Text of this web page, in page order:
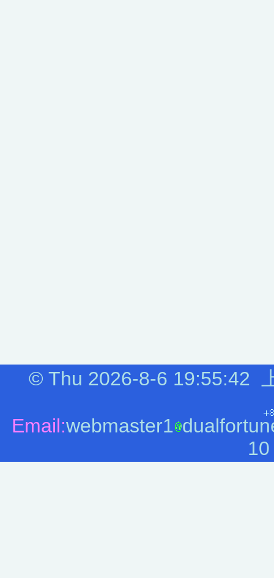
© Thu 2026-8-6 19:55:42
Email:webmaster1